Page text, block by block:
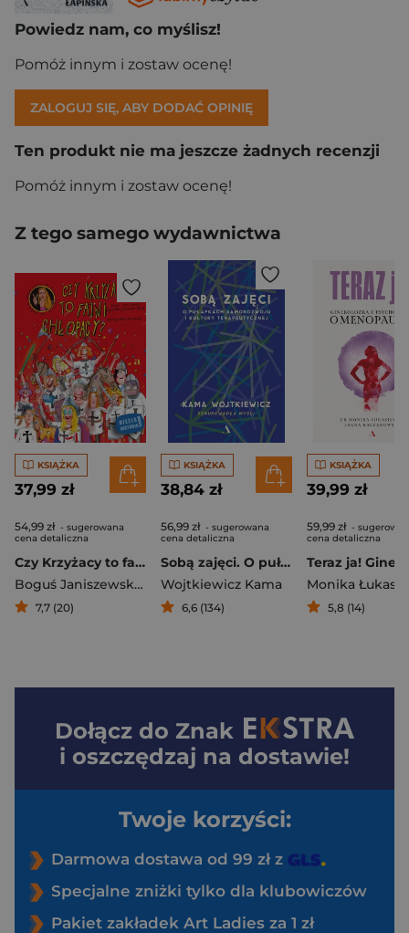
Powiedz nam, co myślisz!
Pomóż innym i zostaw ocenę!
ZALOGUJ SIĘ, ABY DODAĆ OPINIĘ
Ten produkt nie ma jeszcze żadnych recenzji
Pomóż innym i zostaw ocenę!
Z tego samego wydawnictwa
KSIĄŻKA
37,99 zł
54,99 zł - sugerowana
cena detaliczna
Czy Krzyżacy to fajni chłopacy?
Boguś Janiszewski
, Agnieszka Jankowiak-Maik
7,7 (20)
KSIĄŻKA
38,84 zł
56,99 zł - sugerowana
cena detaliczna
Sobą zajęci. O pułapkach samorozwoju i kultury terapeutycznej
Wojtkiewicz Kama
6,6 (134)
KSIĄŻKA
39,99 zł
59,99 zł -
cena detaliczna
5,8 (14)
Dołącz do Znak
i oszczędzaj na dostawie!
Twoje korzyści:
Darmowa dostawa od 99 zł z
Specjalne zniżki tylko dla klubowiczów
Pakiet zakładek Art Ladies za 1 zł